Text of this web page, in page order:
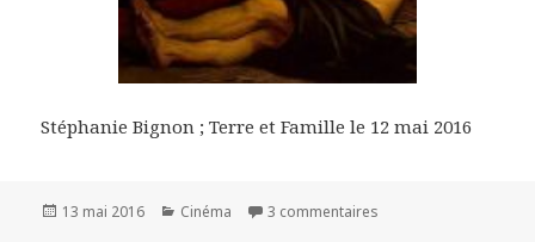
Stéphanie Bignon ; Terre et Famille le 12 mai 2016
Publié
13 mai 2016 Catégories
Cinéma 3 commentaires